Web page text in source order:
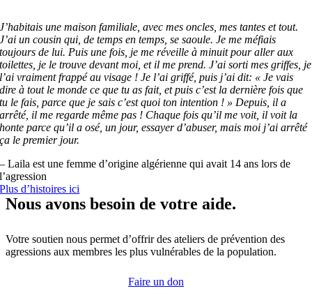
J’habitais une maison familiale, avec mes oncles, mes tantes et tout.
J’ai un cousin qui, de temps en temps, se saoule. Je me méfiais
toujours de lui. Puis une fois, je me réveille à minuit pour aller aux
toilettes, je le trouve devant moi, et il me prend. J’ai sorti mes griffes, je
l’ai vraiment frappé au visage ! Je l’ai griffé, puis j’ai dit: « Je vais
dire à tout le monde ce que tu as fait, et puis c’est la dernière fois que
tu le fais, parce que je sais c’est quoi ton intention ! » Depuis, il a
arrêté, il me regarde même pas ! Chaque fois qu’il me voit, il voit la
honte parce qu’il a osé, un jour, essayer d’abuser, mais moi j’ai arrêté
ça le premier jour.
– Laila est une femme d’origine algérienne qui avait 14 ans lors de
l’agression
Plus d’histoires ici
Nous avons besoin de votre aide.
Votre soutien nous permet d’offrir des ateliers de prévention des
agressions aux membres les plus vulnérables de la population.
Faire un don